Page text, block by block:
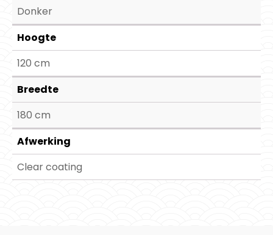
Donker
Hoogte
120 cm
Breedte
180 cm
Afwerking
Clear coating